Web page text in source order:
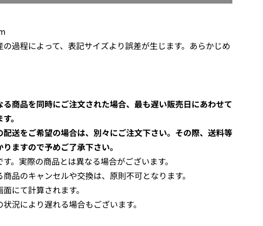
O
N
過程によって、表記サイズより誤差が生じます。あらかじめ
る商品を同時にご注文された場合、最も遅い販売日にあわせて
。
配送をご希望の場合は、別々にご注文下さい。その際、送料等
ますので予めご了承下さい。
。実際の商品とは異なる場合がございます。
商品のキャンセルや交換は、原則不可となります。
にて計算されます。
況により遅れる場合もございます。